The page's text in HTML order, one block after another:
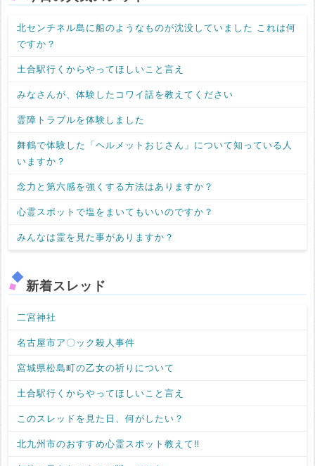
北センチネル島に船のようなものが沈没していました これは何
ですか？
土合駅行くからやってほしいこと言え
みなさんが、体験したコワイ話を教えてください
霊障トラブルを体験しました
舞鶴で体験した「ヘルメットおじさん」について知っている人
いますか？
念力と第六感を強くする方法はありますか？
心霊スポットで塩をまいてもいいのですか？
みんなは霊を見た事がありますか？
新着スレッド
二宮神社
名古屋市ア〇ック殺人事件
宮城県松島町の乙女の祈りについて
土合駅行くからやってほしいこと言え
このスレッドを見た日、何がしたい？
北九州市のおすすめ心霊スポット教えて‼️